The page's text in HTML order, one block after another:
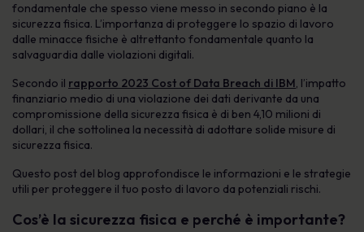
fondamentale che spesso viene messo in secondo piano è la
sicurezza fisica. L’importanza di proteggere lo spazio di lavoro
dalle minacce fisiche è altrettanto fondamentale quanto la
salvaguardia dalle violazioni digitali.
Secondo il rapporto 2023 Cost of Data Breach di IBM, l’impatto
finanziario medio di una violazione dei dati derivante da una
compromissione della sicurezza fisica è di ben 4,10 milioni di
dollari, il che sottolinea la necessità di adottare solide misure di
sicurezza fisica.
Questo post del blog approfondisce le informazioni e le strategie
utili per proteggere il tuo posto di lavoro da potenziali rischi.
Cos’è la sicurezza fisica e perché è importante?